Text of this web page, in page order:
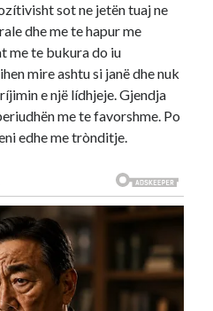
sot ne jetën tuaj ne
dhe me te hapur me
me te bukura do iu
mire ashtu si janë dhe nuk
e një lídhjeje. Gjendja
me te favorshme. Po
edhe me trònditje.